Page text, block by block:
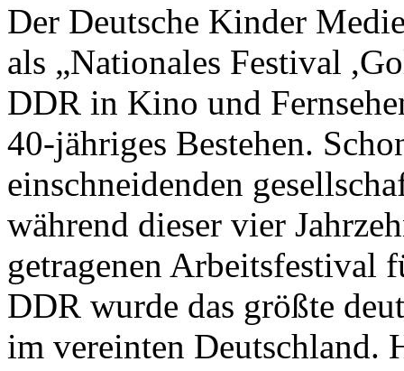
Der Deutsche Kinder
als „Nationales Festival
DDR in Kino und
40-jähriges Bestehen.
einschneidenden
während dieser vier
getragenen Arbeitsfestival
DDR wurde das größte
im vereinten Deutschland.